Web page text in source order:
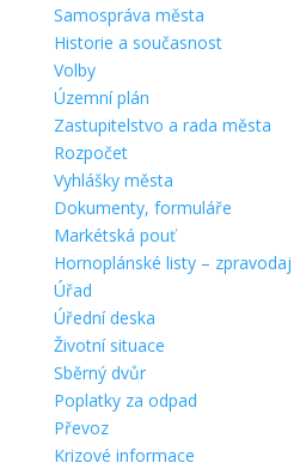
Samospráva města
Historie a současnost
Volby
Územní plán
Zastupitelstvo a rada města
Rozpočet
Vyhlášky města
Dokumenty, formuláře
Markétská pouť
Hornoplánské listy – zpravodaj
Úřad
Úřední deska
Životní situace
Sběrný dvůr
Poplatky za odpad
Převoz
Krizové informace